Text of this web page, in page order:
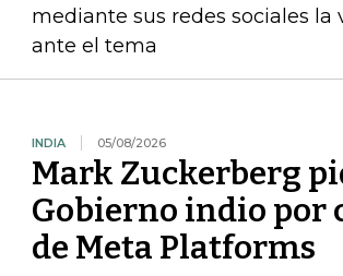
mediante sus redes sociales la
ante el tema
INDIA 05/08/2026
Mark Zuckerberg
Gobierno indio por
de Meta Platforms